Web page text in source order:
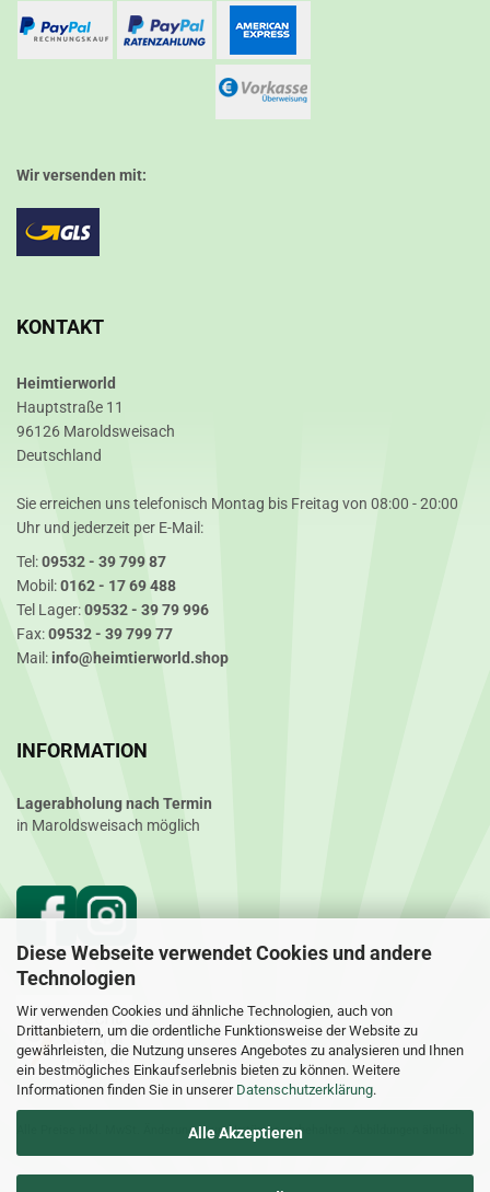
Diese Webseite verwendet Cookies und andere
Technologien
Wir verwenden Cookies und ähnliche Technologien, auch von
Drittanbietern, um die ordentliche Funktionsweise der Website zu
gewährleisten, die Nutzung unseres Angebotes zu analysieren und Ihnen
ein bestmögliches Einkaufserlebnis bieten zu können. Weitere
Informationen finden Sie in unserer Datenschutzerklärung.
Alle Akzeptieren
Wir versenden mit:
KONTAKT
Heimtierworld
Hauptstraße 11
96126 Maroldsweisach
Deutschland
Sie erreichen uns telefonisch Montag bis Freitag von 08:00 - 20:00
Uhr und jederzeit per E-Mail:
Tel:09532 - 39 799 87
Mobil:0162 - 17 69 488
Tel Lager:09532 - 39 79 996
Fax:09532 - 39 799 77
Mail: info@heimtierworld.shop
INFORMATION
Lagerabholung nach Termin
in Maroldsweisach möglich
Alle Preise inkl. MwSt. Änderungen und Irrtümer vorbehalten. Abbildungen ähnlich.